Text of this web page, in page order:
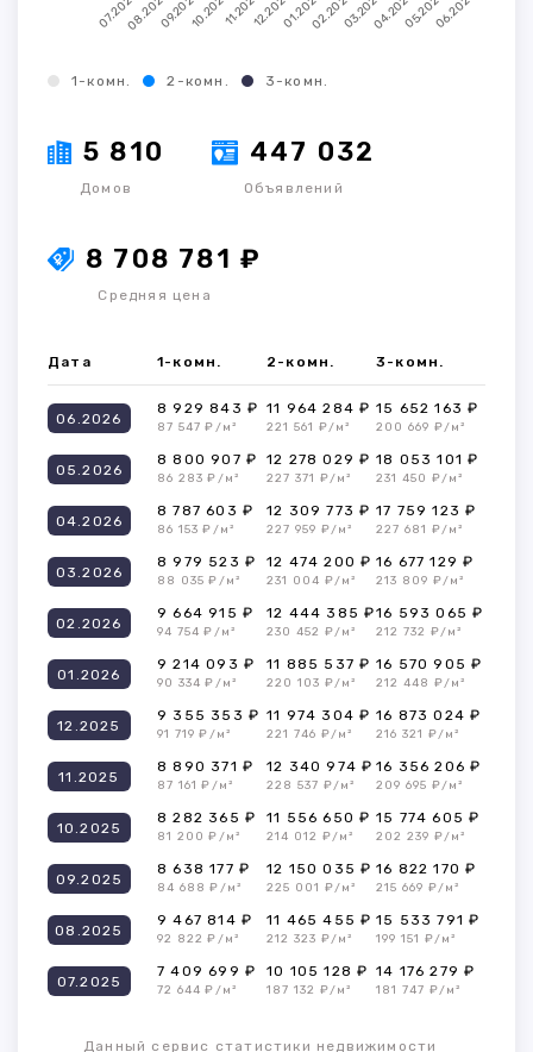
1-комн. 2-комн. 3-комн.
5 810
Домов
447 032
Объявлений
8 708 781 ₽
Средняя цена
Дата 1-комн. 2-комн. 3-комн.
06.2026
8 929 843 ₽
87 547 ₽/м²
11 964 284 ₽
221 561 ₽/м²
15 652 163 ₽
200 669 ₽/м²
05.2026
8 800 907 ₽
86 283 ₽/м²
12 278 029 ₽
227 371 ₽/м²
18 053 101 ₽
231 450 ₽/м²
04.2026
8 787 603 ₽
86 153 ₽/м²
12 309 773 ₽
227 959 ₽/м²
17 759 123 ₽
227 681 ₽/м²
03.2026
8 979 523 ₽
88 035 ₽/м²
12 474 200 ₽
231 004 ₽/м²
16 677 129 ₽
213 809 ₽/м²
02.2026
9 664 915 ₽
94 754 ₽/м²
12 444 385 ₽
230 452 ₽/м²
16 593 065 ₽
212 732 ₽/м²
01.2026
9 214 093 ₽
90 334 ₽/м²
11 885 537 ₽
220 103 ₽/м²
16 570 905 ₽
212 448 ₽/м²
12.2025
9 355 353 ₽
91 719 ₽/м²
11 974 304 ₽
221 746 ₽/м²
16 873 024 ₽
216 321 ₽/м²
11.2025
8 890 371 ₽
87 161 ₽/м²
12 340 974 ₽
228 537 ₽/м²
16 356 206 ₽
209 695 ₽/м²
10.2025
8 282 365 ₽
81 200 ₽/м²
11 556 650 ₽
214 012 ₽/м²
15 774 605 ₽
202 239 ₽/м²
09.2025
8 638 177 ₽
84 688 ₽/м²
12 150 035 ₽
225 001 ₽/м²
16 822 170 ₽
215 669 ₽/м²
08.2025
9 467 814 ₽
92 822 ₽/м²
11 465 455 ₽
212 323 ₽/м²
15 533 791 ₽
199 151 ₽/м²
07.2025
7 409 699 ₽
72 644 ₽/м²
10 105 128 ₽
187 132 ₽/м²
14 176 279 ₽
181 747 ₽/м²
Данный сервис статистики недвижимости